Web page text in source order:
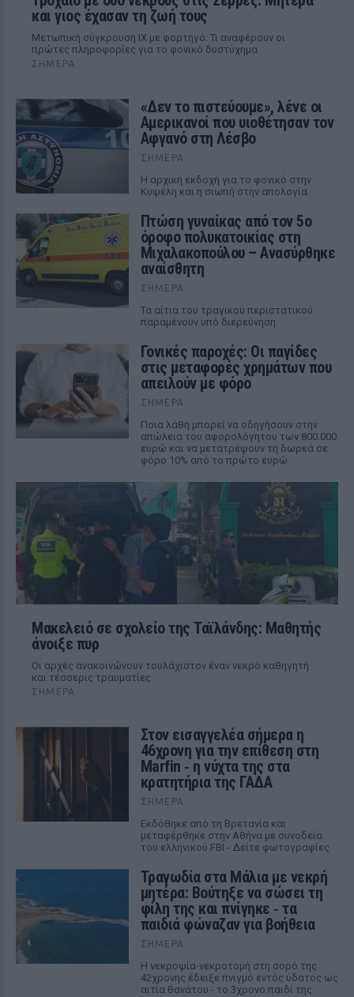
και γιος έχασαν τη ζωή τους
Μετωπική σύγκρουση ΙΧ με φορτηγό: Τι αναφέρουν οι
πρώτες πληροφορίες για το φονικό δυστύχημα
ΣΉΜΕΡΑ
«Δεν το πιστεύουμε», λένε οι
Αμερικανοί που υιοθέτησαν τον
Αφγανό στη Λέσβο
ΣΉΜΕΡΑ
Η αρχική εκδοχή για το φονικό στην
Κυψέλη και η σιωπή στην απολογία
Πτώση γυναίκας από τον 5ο
όροφο πολυκατοικίας στη
Μιχαλακοπούλου – Ανασύρθηκε
αναίσθητη
ΣΉΜΕΡΑ
Τα αίτια του τραγικού περιστατικού
παραμένουν υπό διερεύνηση
Γονικές παροχές: Οι παγίδες
στις μεταφορές χρημάτων που
απειλούν με φόρο
ΣΉΜΕΡΑ
Ποια λάθη μπορεί να οδηγήσουν στην
απώλεια του αφορολόγητου των 800.000
ευρώ και να μετατρέψουν τη δωρεά σε
φόρο 10% από το πρώτο ευρώ
Μακελειό σε σχολείο της Ταϊλάνδης: Μαθητής
άνοιξε πυρ
Οι αρχές ανακοινώνουν τουλάχιστον έναν νεκρό καθηγητή
και τέσσερις τραυματίες
ΣΉΜΕΡΑ
Στον εισαγγελέα σήμερα η
46χρονη για την επίθεση στη
Marfin ‑ η νύχτα της στα
κρατητήρια της ΓΑΔΑ
ΣΉΜΕΡΑ
Εκδόθηκε από τη Βρετανία και
μεταφέρθηκε στην Αθήνα με συνοδεία
του ελληνικού FBI - Δείτε φωτογραφίες
Τραγωδία στα Μάλια με νεκρή
μητέρα: Βούτηξε να σώσει τη
φίλη της και πνίγηκε ‑ τα
παιδιά φώναζαν για βοήθεια
ΣΉΜΕΡΑ
Η νεκροψία-νεκροτομή στη σορό της
42χρονης έδειξε πνιγμό εντός ύδατος ως
αιτία θανάτου - το 3χρονο παιδί της